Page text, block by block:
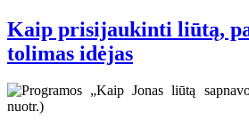
Kaip prisijaukinti liūtą,
tolimas idėjas